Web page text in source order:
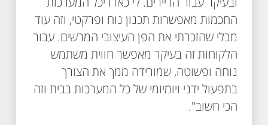
החכמות מאפשרות תכנון נוח ופרקטי, וזה עוד
מבלי שהזכרתי את הפן העיצובי המרשים. עבור
הלקוחות זה בעיקר מאפשר חווית משתמש
נוחה ופשוטה, שמורידה ממך את הצורך
בתפעול ידני ויומיומי של כל המערכות בבית וזה
הכי חשוב".